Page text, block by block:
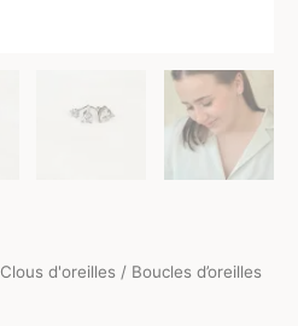
Clous d'oreilles / Boucles d’oreilles